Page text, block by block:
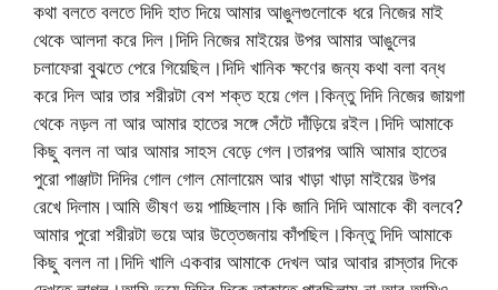
কথা বলতে বলতে দিদি হাত দিয়ে আমার আঙুলগুলোকে ধরে নিজের মাই
থেকে আলদা করে দিল।দিদি নিজের মাইয়ের উপর আমার আঙুলের
চলাফেরা বুঝতে পেরে গিয়েছিল।দিদি খানিক ক্ষণের জন্য কথা বলা বন্ধ
করে দিল আর তার শরীরটা বেশ শক্ত হয়ে গেল।কিন্তু দিদি নিজের জায়গা
থেকে নড়ল না আর আমার হাতের সঙ্গে সেঁটে দাঁড়িয়ে রইল।দিদি আমাকে
কিছু বলল না আর আমার সাহস বেড়ে গেল।তারপর আমি আমার হাতের
পুরো পাঞ্জাটা দিদির গোল গোল মোলায়েম আর খাড়া খাড়া মাইয়ের উপর
রেখে দিলাম।আমি ভীষণ ভয় পাচ্ছিলাম।কি জানি দিদি আমাকে কী বলবে?
আমার পুরো শরীরটা ভয়ে আর উত্তেজনায় কাঁপছিল।কিন্তু দিদি আমাকে
কিছু বলল না।দিদি খালি একবার আমাকে দেখল আর আবার রাস্তার দিকে